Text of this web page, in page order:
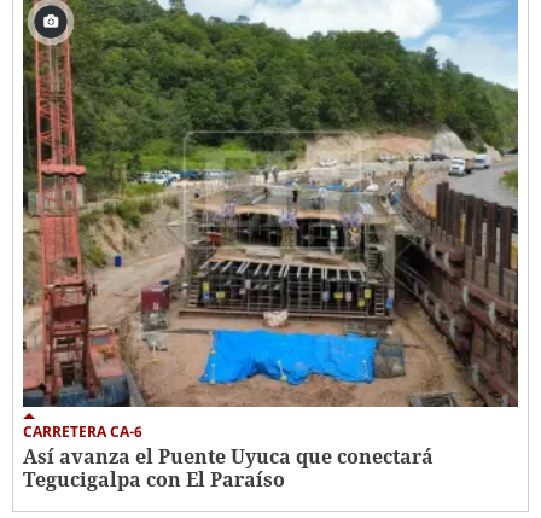
CARRETERA CA-6
Así avanza el Puente Uyuca que conectará
Tegucigalpa con El Paraíso